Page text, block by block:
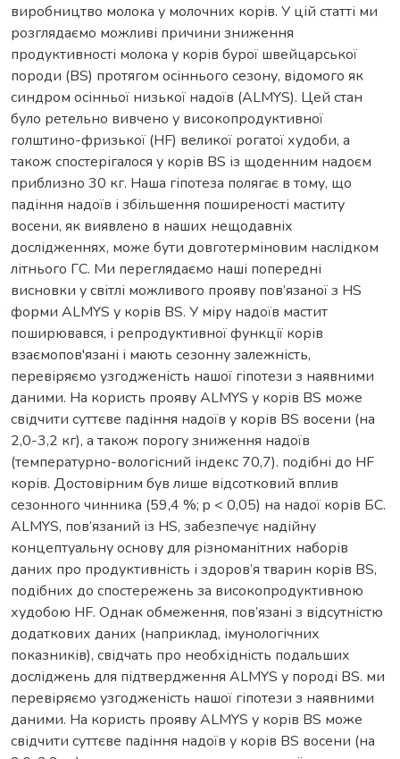
виробництво молока у молочних корів. У цій статті ми
розглядаємо можливі причини зниження
продуктивності молока у корів бурої швейцарської
породи (BS) протягом осіннього сезону, відомого як
синдром осінньої низької надоїв (ALMYS). Цей стан
було ретельно вивчено у високопродуктивної
голштино-фризької (HF) великої рогатої худоби, а
також спостерігалося у корів BS із щоденним надоєм
приблизно 30 кг. Наша гіпотеза полягає в тому, що
падіння надоїв і збільшення поширеності маститу
восени, як виявлено в наших нещодавніх
дослідженнях, може бути довготерміновим наслідком
літнього ГС. Ми переглядаємо наші попередні
висновки у світлі можливого прояву пов’язаної з HS
форми ALMYS у корів BS. У міру надоїв мастит
поширювався, і репродуктивної функції корів
взаємопов'язані і мають сезонну залежність,
перевіряємо узгодженість нашої гіпотези з наявними
даними. На користь прояву ALMYS у корів BS може
свідчити суттєве падіння надоїв у корів BS восени (на
2,0-3,2 кг), а також порогу зниження надоїв
(температурно-вологісний індекс 70,7). подібні до HF
корів. Достовірним був лише відсотковий вплив
сезонного чинника (59,4 %; p < 0,05) на надої корів БС.
ALMYS, пов’язаний із HS, забезпечує надійну
концептуальну основу для різноманітних наборів
даних про продуктивність і здоров’я тварин корів BS,
подібних до спостережень за високопродуктивною
худобою HF. Однак обмеження, пов’язані з відсутністю
додаткових даних (наприклад, імунологічних
показників), свідчать про необхідність подальших
досліджень для підтвердження ALMYS у породі BS. ми
перевіряємо узгодженість нашої гіпотези з наявними
даними. На користь прояву ALMYS у корів BS може
свідчити суттєве падіння надоїв у корів BS восени (на